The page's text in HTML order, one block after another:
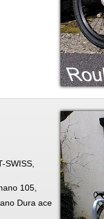
SWISS,
105,
Dura ace